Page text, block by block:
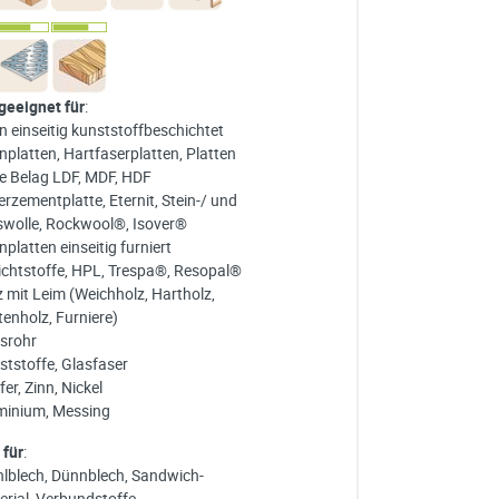
für:
einseitig kunststoffbeschichtet
Hartfaserplatten, Platten
Belag LDF, MDF, HDF
Eternit, Stein-/ und
Rockwool®, Isover®
einseitig furniert
HPL, Trespa®, Resopal®
mit Leim (Weichholz, Hartholz,
Furniere)
Glasfaser
Zinn, Nickel
Messing
für:
Dünnblech, Sandwich-